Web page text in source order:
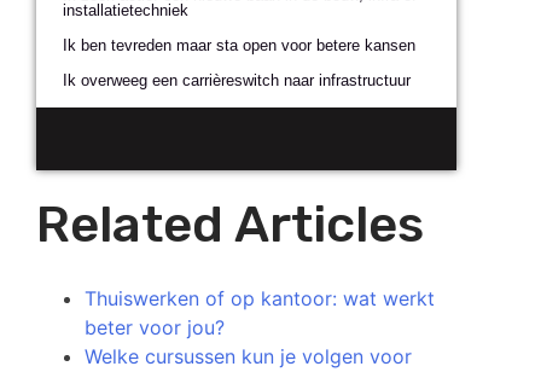
installatietechniek
Ik ben tevreden maar sta open voor betere kansen
Ik overweeg een carrièreswitch naar infrastructuur
NAAM
E-MAILADRES
Related Articles
Thuiswerken of op kantoor: wat werkt
beter voor jou?
Welke cursussen kun je volgen voor